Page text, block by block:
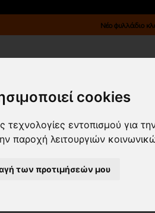
cookies
εντοπισμού για
παροχή λειτουργιών
των προτιμήσεών μου
Νέο φυλλάδιο
ΥΔΡΑΥΛΙΚΑ/
ΤΗΛΕΦΩΝΑ(18)